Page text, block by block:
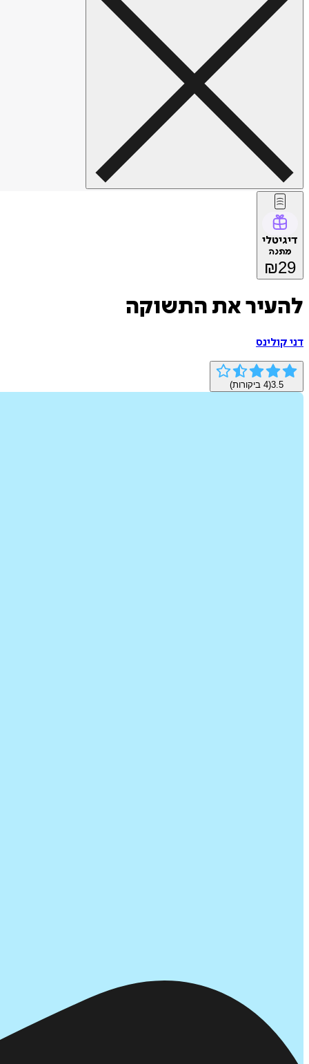
דיגיטלי
מתנה
₪29
להעיר את התשוקה
דני קולינס
3.5
(
4 ביקורות)